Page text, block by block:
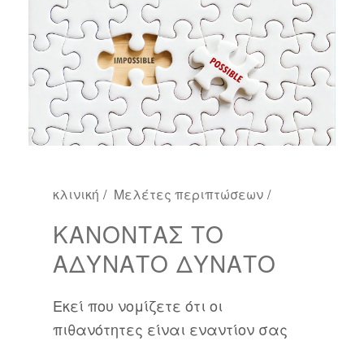
κλινική Μελέτες περιπτώσεων
ΚΆΝΟΝΤΑΣ ΤΟ
ΑΔΎΝΑΤΟ ΔΥΝΑΤΌ
Εκεί που νομίζετε ότι οι
πιθανότητες είναι εναντίον σας